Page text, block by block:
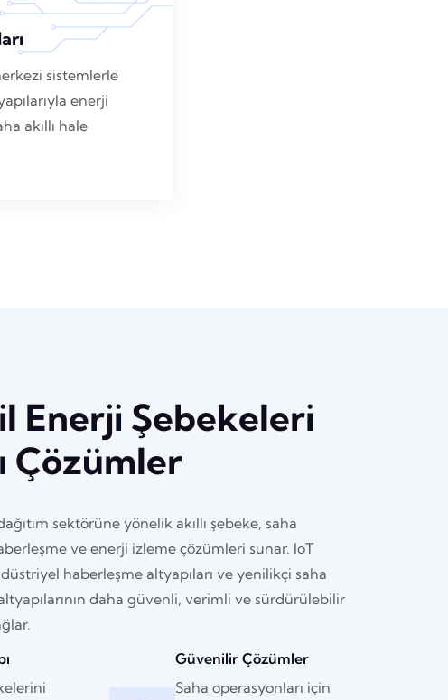
sistemlerle
enerji
akıllı hale
Enerji Şebekeleri
Çözümler
sektörüne yönelik akıllı şebeke, saha
ve enerji izleme çözümleri sunar. IoT
haberleşme altyapıları ve yenilikçi saha
daha güvenli, verimli ve sürdürülebilir
Güvenilir Çözümler
Saha operasyonları için